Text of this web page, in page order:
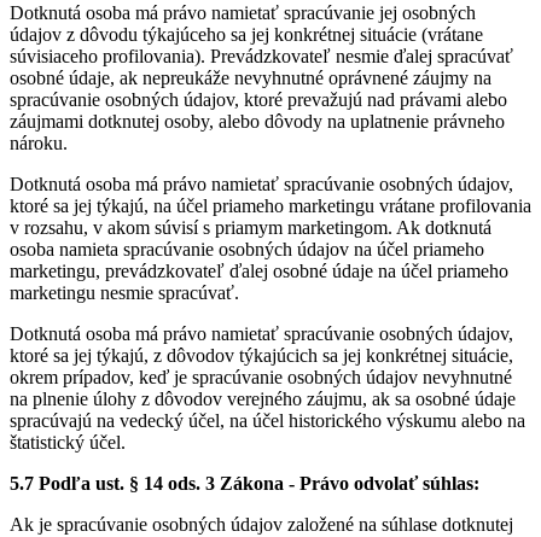
Dotknutá osoba má právo namietať spracúvanie jej osobných
údajov z dôvodu týkajúceho sa jej konkrétnej situácie (vrátane
súvisiaceho profilovania). Prevádzkovateľ nesmie ďalej spracúvať
osobné údaje, ak nepreukáže nevyhnutné oprávnené záujmy na
spracúvanie osobných údajov, ktoré prevažujú nad právami alebo
záujmami dotknutej osoby, alebo dôvody na uplatnenie právneho
nároku.
Dotknutá osoba má právo namietať spracúvanie osobných údajov,
ktoré sa jej týkajú, na účel priameho marketingu vrátane profilovania
v rozsahu, v akom súvisí s priamym marketingom. Ak dotknutá
osoba namieta spracúvanie osobných údajov na účel priameho
marketingu, prevádzkovateľ ďalej osobné údaje na účel priameho
marketingu nesmie spracúvať.
Dotknutá osoba má právo namietať spracúvanie osobných údajov,
ktoré sa jej týkajú, z dôvodov týkajúcich sa jej konkrétnej situácie,
okrem prípadov, keď je spracúvanie osobných údajov nevyhnutné
na plnenie úlohy z dôvodov verejného záujmu, ak sa osobné údaje
spracúvajú na vedecký účel, na účel historického výskumu alebo na
štatistický účel.
5.7 Podľa ust. § 14 ods. 3 Zákona - Právo odvolať súhlas:
Ak je spracúvanie osobných údajov založené na súhlase dotknutej